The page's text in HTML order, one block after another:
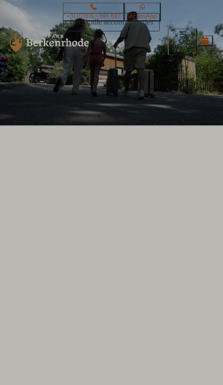
+31 (0)318 - 591 587 WhatsApp
Menu
Bekijk alle accommodaties